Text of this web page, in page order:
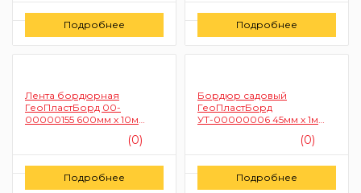
Заказать
Подробнее
Заказать
Подробнее
Лента бордюрная
ГеоПластБорд 00-
00000155 600мм х 10м
(0)
Заказать
Подробнее
Бордюр садовый
ГеоПластБорд
УТ-00000006 45мм х 1м
(0)
Заказать
Подробнее